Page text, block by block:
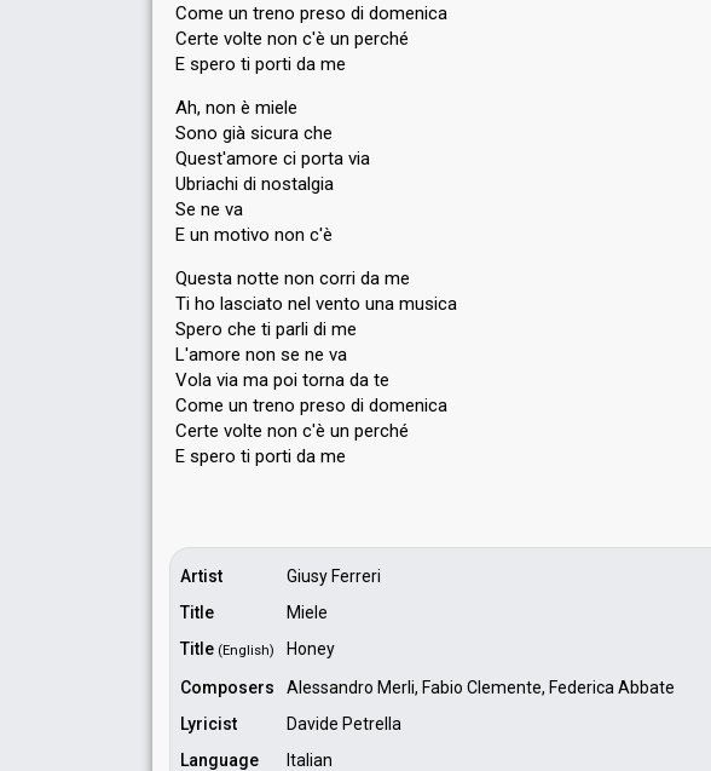
Come un treno preso di domenica
Certe volte non c'è un perché
E spero ti porti da me
Ah, non è miele
Sono già sicura che
Quest'amore ci porta via
Ubriachi di nostalgia
Se ne va
E un motivo non c'è
Questa notte non corri da me
Ti ho lasciato nel vento una musica
Spero che ti parli di me
L'amore non se ne va
Vola via ma poi torna da te
Come un treno preso di domenica
Certe volte non c'è un perché
E ѕpero ti porti dа me
Artist
Giusy Ferreri
Title
Miele
Title (English)
Honey
Composers
Alessandro Merli, Fabio Clemente, Federica Abbate
Lyricist
Davide Petrella
Language
Italian